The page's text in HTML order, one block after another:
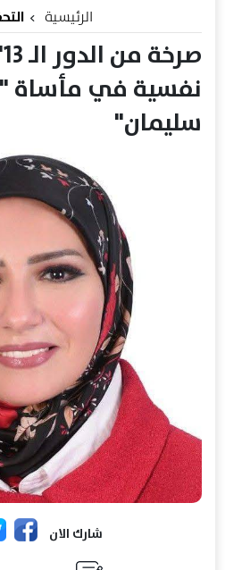
الرئيسية
نفسية في مأساة
سليمان"
شارك الان